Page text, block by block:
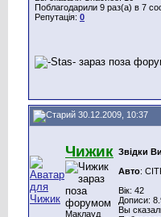
Поблагодарили 9 раз(а) в 7
Репутація: 0
30.12.2009, 10:37
Чижик
Маклауд
Звідки Ви
Авто:
Вік: 42
Дописи:
Вы